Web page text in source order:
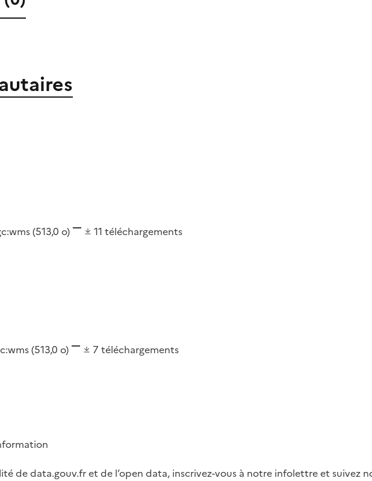
(513,0 o) 11 téléchargements
(513,0 o) 7 téléchargements
de data.gouv.fr et de l’open data, inscrivez-vous à notre infolettre et suivez